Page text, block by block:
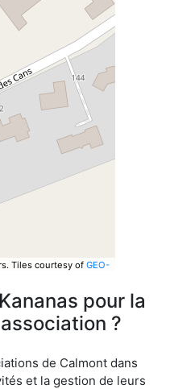
Tiles courtesy of GEO-
pour la
?
de Calmont dans
et la gestion de leurs